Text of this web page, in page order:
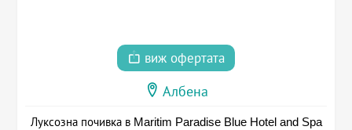
виж офертата
Албена
Луксозна почивка в Maritim Paradise Blue Hotel and Spa